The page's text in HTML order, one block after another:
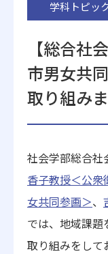
受験生の方へ
卒業生の方へ
地歴甲子園
学科トピッ
【総合社
市男女共
取り組み
社会学部総合
香子教授＜公衆
女共同参画＞、
では、地域課題
取り組みをして